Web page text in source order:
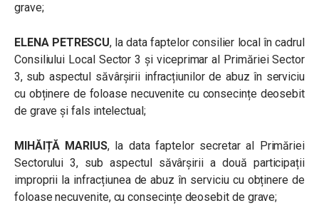
grave;
ELENA PETRESCU, la data faptelor consilier local în cadrul
Consiliului Local Sector 3 și viceprimar al Primăriei Sector
3, sub aspectul săvârșirii infracțiunilor de abuz în serviciu
cu obținere de foloase necuvenite cu consecințe deosebit
de grave și fals intelectual;
MIHĂIȚĂ MARIUS, la data faptelor secretar al Primăriei
Sectorului 3, sub aspectul săvârșirii a două participații
improprii la infracțiunea de abuz în serviciu cu obținere de
foloase necuvenite, cu consecințe deosebit de grave;